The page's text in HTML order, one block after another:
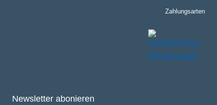
Zahlungsarten
Newsletter abonieren